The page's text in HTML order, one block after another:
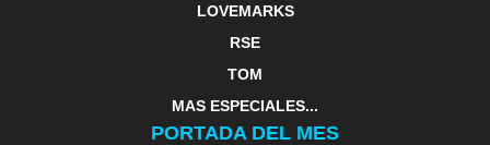
LOVEMARKS
RSE
TOM
MAS ESPECIALES...
PORTADA DEL MES